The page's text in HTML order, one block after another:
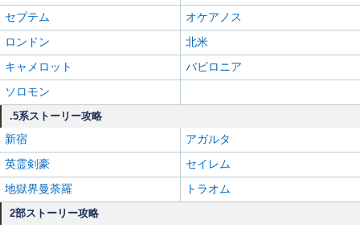
セプテム
オケアノス
ロンドン
北米
キャメロット
バビロニア
ソロモン
.5系ストーリー攻略
新宿
アガルタ
英霊剣豪
セイレム
地獄界曼荼羅
トラオム
2部ストーリー攻略